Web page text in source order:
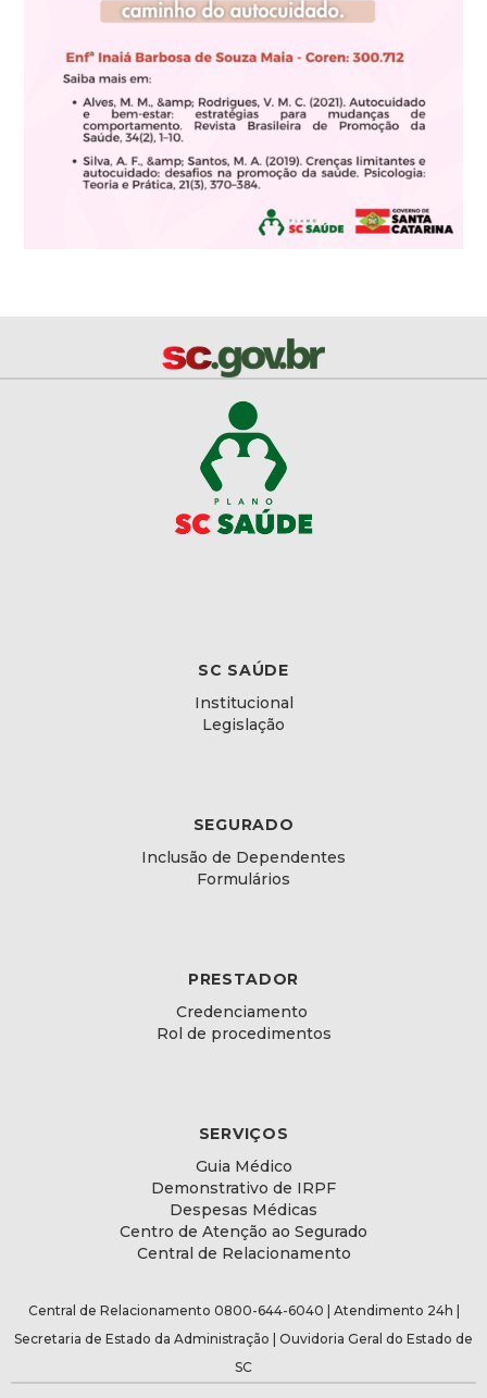
SC SAÚDE
Institucional
Legislação
SEGURADO
Inclusão de Dependentes
Formulários
PRESTADOR
Credenciamento
Rol de procedimentos
SERVIÇOS
Guia Médico
Demonstrativo de IRPF
Despesas Médicas
Centro de Atenção ao Segurado
Central de Relacionamento
Central de Relacionamento 0800-644-6040 | Atendimento 24h |
Secretaria de Estado da Administração
Ouvidoria Geral do Estado de
SC